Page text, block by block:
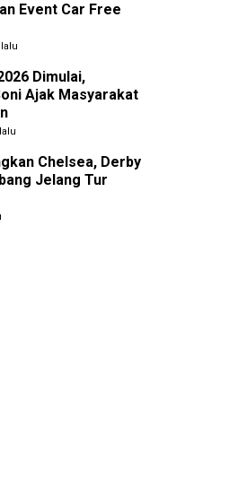
Event Car Free
Dimulai,
Ajak Masyarakat
Chelsea, Derby
Jelang Tur